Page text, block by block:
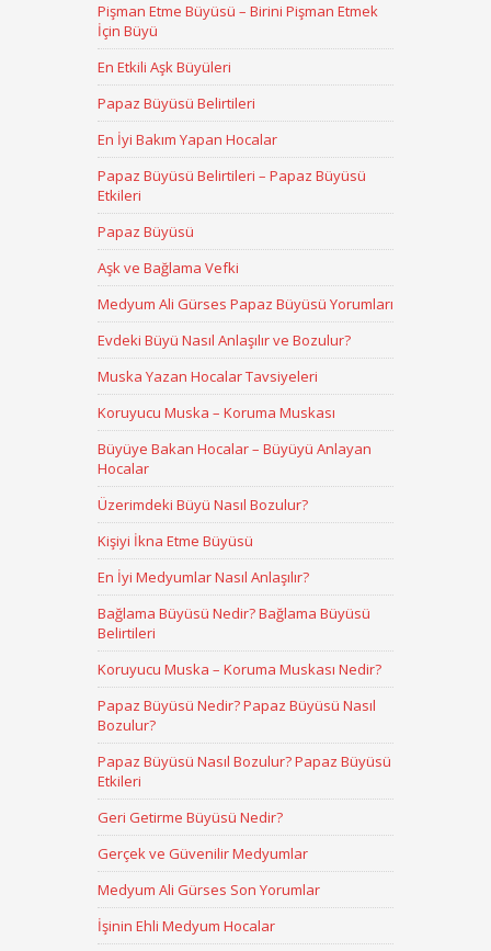
Pişman Etme Büyüsü – Birini Pişman Etmek
İçin Büyü
En Etkili Aşk Büyüleri
Papaz Büyüsü Belirtileri
En İyi Bakım Yapan Hocalar
Papaz Büyüsü Belirtileri – Papaz Büyüsü
Etkileri
Papaz Büyüsü
Aşk ve Bağlama Vefki
Medyum Ali Gürses Papaz Büyüsü Yorumları
Evdeki Büyü Nasıl Anlaşılır ve Bozulur?
Muska Yazan Hocalar Tavsiyeleri
Koruyucu Muska – Koruma Muskası
Büyüye Bakan Hocalar – Büyüyü Anlayan
Hocalar
Üzerimdeki Büyü Nasıl Bozulur?
Kişiyi İkna Etme Büyüsü
En İyi Medyumlar Nasıl Anlaşılır?
Bağlama Büyüsü Nedir? Bağlama Büyüsü
Belirtileri
Koruyucu Muska – Koruma Muskası Nedir?
Papaz Büyüsü Nedir? Papaz Büyüsü Nasıl
Bozulur?
Papaz Büyüsü Nasıl Bozulur? Papaz Büyüsü
Etkileri
Geri Getirme Büyüsü Nedir?
Gerçek ve Güvenilir Medyumlar
Medyum Ali Gürses Son Yorumlar
İşinin Ehli Medyum Hocalar